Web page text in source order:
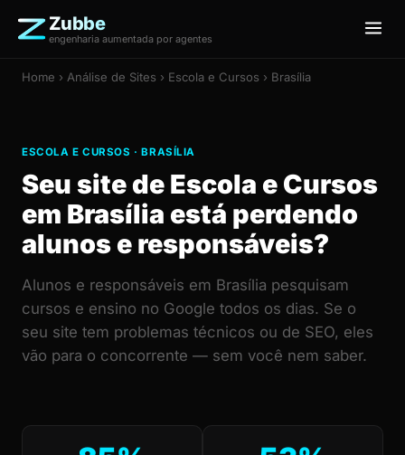
Zubbe
engenharia aumentada por agentes
Home › Análise de Sites › Escola e Cursos › Brasília
ESCOLA E CURSOS · BRASÍLIA
Seu site de Escola e Cursos
em Brasília está perdendo
alunos e responsáveis?
Alunos e responsáveis em Brasília pesquisam
cursos e ensino no Google todos os dias. Se o
seu site tem problemas técnicos ou de SEO, eles
vão para o concorrente — sem você nem saber.